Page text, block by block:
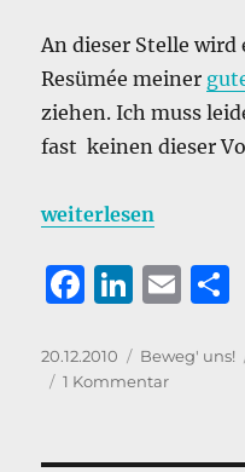
An dieser Stelle wird
Resümée meiner
ziehen. Ich muss
fast keinen dieser
„Vorsätze 2010 –
weiterlesen
F
c
e
Li
k
e
E
ai
Veröffentlicht
am
20.12.2010 Kategorien
Beweg' uns!
1 Kommentarzu